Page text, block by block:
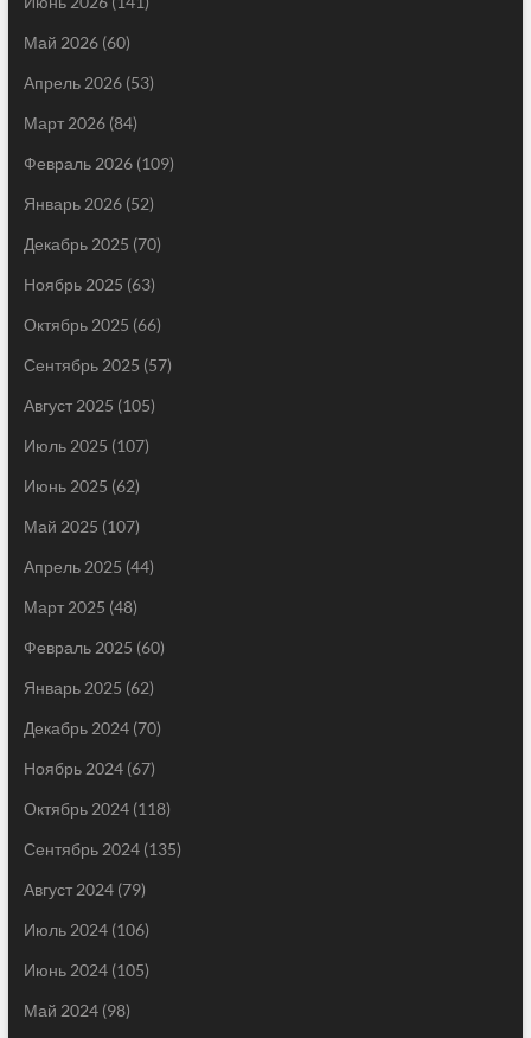
Май 2026(60)
Апрель 2026(53)
Март 2026(84)
Февраль 2026(109)
Январь 2026(52)
Декабрь 2025 (70)
Ноябрь 2025 (63)
Октябрь 2025 (66)
Сентябрь 2025 (57)
Август 2025 (105)
Июль 2025 (107)
Июнь 2025 (62)
Май 2025 (107)
Апрель 2025 (44)
Март 2025 (48)
Февраль 2025 (60)
Январь 2025 (62)
Декабрь 2024(70)
Ноябрь 2024(67)
Октябрь 2024(118)
Сентябрь 2024(135)
Август 2024(79)
Июль 2024(106)
Июнь 2024(105)
Май 2024(98)